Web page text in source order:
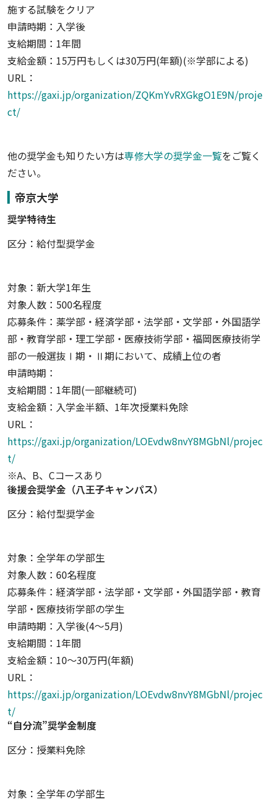
施する試験をクリア
申請時期：入学後
支給期間：1年間
支給金額：15万円もしくは30万円(年額)(※学部による)
URL：
https://gaxi.jp/organization/ZQKmYvRXGkgO1E9N/proje
ct/
他の奨学金も知りたい方は専修大学の奨学金一覧をご覧く
ださい。
帝京大学
奨学特待生
区分：給付型奨学金
対象：新大学1年生
対象人数：500名程度
応募条件：薬学部・経済学部・法学部・文学部・外国語学
部・教育学部・理工学部・医療技術学部・福岡医療技術学
部の一般選抜Ⅰ期・Ⅱ期において、成績上位の者
申請時期：
支給期間：1年間(一部継続可)
支給金額：入学金半額、1年次授業料免除
URL：
https://gaxi.jp/organization/LOEvdw8nvY8MGbNl/projec
t/
※A、B、Cコースあり
後援会奨学金（八王子キャンパス）
区分：給付型奨学金
対象：全学年の学部生
対象人数：60名程度
応募条件：経済学部・法学部・文学部・外国語学部・教育
学部・医療技術学部の学生
申請時期：入学後(4〜5月)
支給期間：1年間
支給金額：10～30万円(年額)
URL：
https://gaxi.jp/organization/LOEvdw8nvY8MGbNl/projec
t/
“自分流”奨学金制度
区分：授業料免除
対象：全学年の学部生